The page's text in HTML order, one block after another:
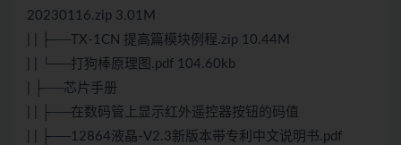
20230116.zip 3.01M
| | ├──TX-1CN 提高篇模块例程.zip 10.44M
| | └──打狗棒原理图.pdf 104.60kb
| ├──芯片手册
| | ├──在数码管上显示红外遥控器按钮的码值
| | ├──12864液晶-V2.3新版本带专利中文说明书.pdf